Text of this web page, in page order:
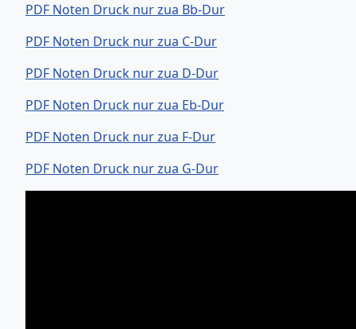
PDF Noten Druck nur zua Bb-Dur
PDF Noten Druck nur zua C-Dur
PDF Noten Druck nur zua D-Dur
PDF Noten Druck nur zua Eb-Dur
PDF Noten Druck nur zua F-Dur
PDF Noten Druck nur zua G-Dur